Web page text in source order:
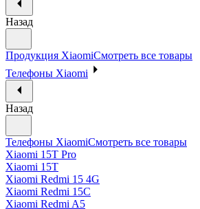
Назад
Продукция XiaomiСмотреть все товары
Телефоны Xiaomi
Назад
Телефоны XiaomiСмотреть все товары
Xiaomi 15T Pro
Xiaomi 15T
Xiaomi Redmi 15 4G
Xiaomi Redmi 15C
Xiaomi Redmi A5